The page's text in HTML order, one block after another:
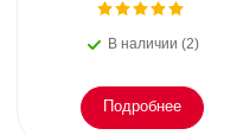
Второе дыхание любви,
эмоциональное
В наличии (2)
Подробнее